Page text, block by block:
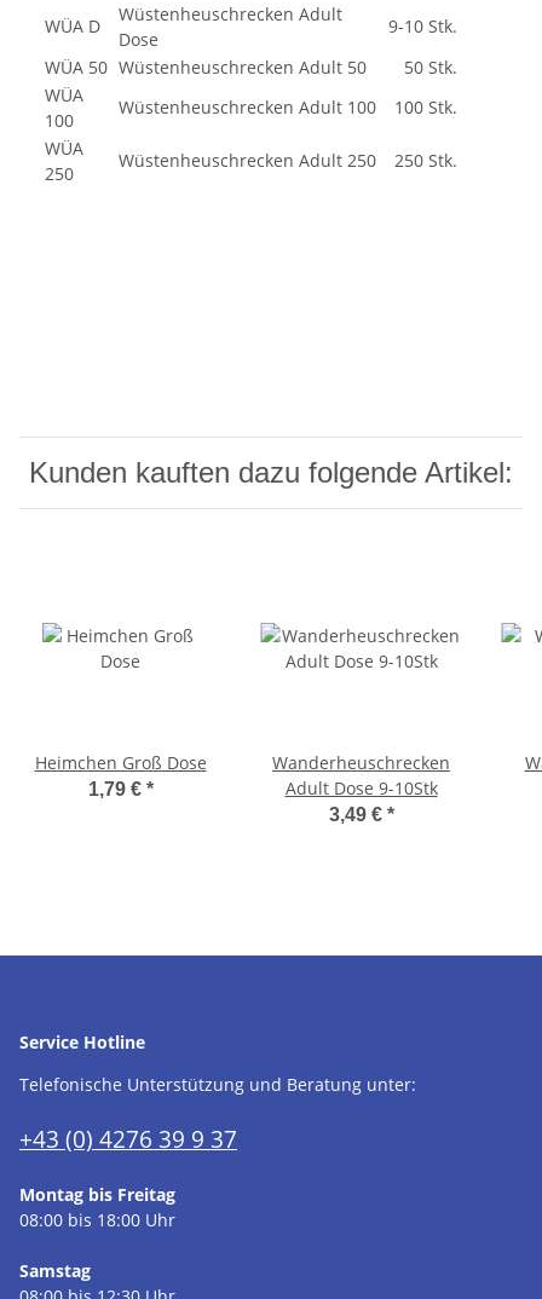
WÜA D
Wüstenheuschrecken Adult
Dose
9-10 Stk.
WÜA 50 Wüstenheuschrecken Adult 50
50 Stk.
WÜA
100
Wüstenheuschrecken Adult 100
100 Stk.
WÜA
250
Wüstenheuschrecken Adult 250 250 Stk.
Kunden kauften dazu folgende Artikel:
Heimchen Groß Dose
1,79 € *
Wanderheuschrecken
Adult Dose 9-10Stk
3,49 € *
Service Hotline
Telefonische Unterstützung und Beratung unter:
+43 (0) 4276 39 9 37
Montag bis Freitag
08:00 bis 18:00 Uhr
Samstag